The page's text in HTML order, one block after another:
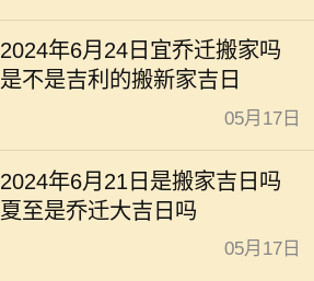
2024年6月24日宜乔迁搬家吗
是不是吉利的搬新家吉日
05月17日
2024年6月21日是搬家吉日吗
夏至是乔迁大吉日吗
05月17日